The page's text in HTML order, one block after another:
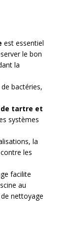
est essentiel
le bon
la
bactéries,
de tartre et
systèmes
la
les
facilite
au
nettoyage